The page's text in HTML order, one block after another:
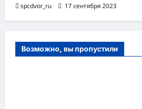
spcdvor_ru 17 сентября 2023
Возможно, вы пропустили